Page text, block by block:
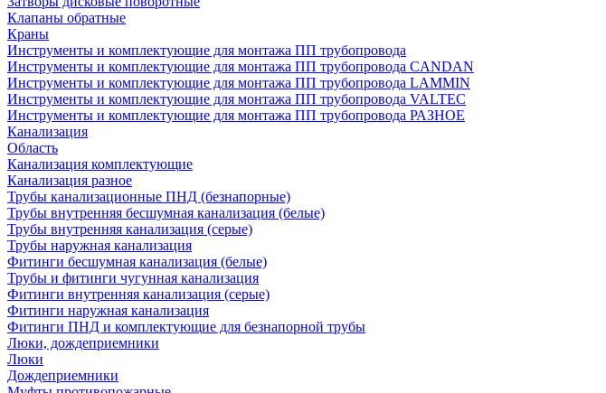
Клапаны обратные
Краны
Инструменты и комплектующие для монтажа ПП трубопровода
Инструменты и комплектующие для монтажа ПП трубопровода CANDAN
Инструменты и комплектующие для монтажа ПП трубопровода LAMMIN
Инструменты и комплектующие для монтажа ПП трубопровода VALTEC
Инструменты и комплектующие для монтажа ПП трубопровода РАЗНОЕ
Канализация
Область
Канализация комплектующие
Канализация разное
Трубы канализационные ПНД (безнапорные)
Трубы внутренняя бесшумная канализация (белые)
Трубы внутренняя канализация (серые)
Трубы наружная канализация
Фитинги бесшумная канализация (белые)
Трубы и фитинги чугунная канализация
Фитинги внутренняя канализация (серые)
Фитинги наружная канализация
Фитинги ПНД и комплектующие для безнапорной трубы
Люки, дождеприемники
Люки
Дождеприемники